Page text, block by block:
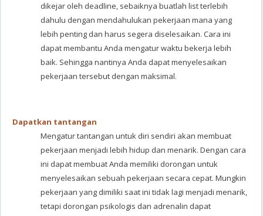
dikejar oleh deadline, sebaiknya buatlah list terlebih
dahulu dengan mendahulukan pekerjaan mana yang
lebih penting dan harus segera diselesaikan. Cara ini
dapat membantu Anda mengatur waktu bekerja lebih
baik. Sehingga nantinya Anda dapat menyelesaikan
pekerjaan tersebut dengan maksimal.
Dapatkan tantangan
Mengatur tantangan untuk diri sendiri akan membuat
pekerjaan menjadi lebih hidup dan menarik. Dengan cara
ini dapat membuat Anda memiliki dorongan untuk
menyelesaikan sebuah pekerjaan secara cepat. Mungkin
pekerjaan yang dimiliki saat ini tidak lagi menjadi menarik,
tetapi dorongan psikologis dan adrenalin dapat